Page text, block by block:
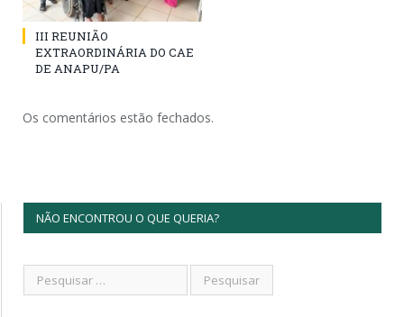
III REUNIÃO
EXTRAORDINÁRIA DO CAE
DE ANAPU/PA
Os comentários estão fechados.
NÃO ENCONTROU O QUE QUERIA?